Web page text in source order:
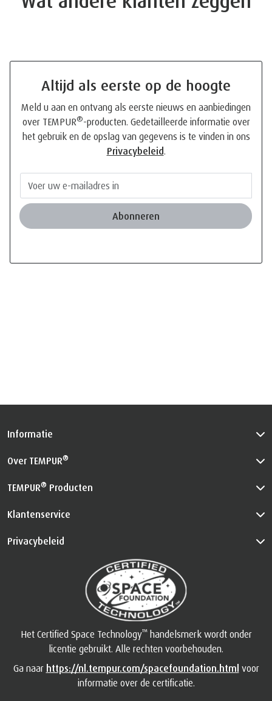
Meld u aan en ontvang als eerste nieuws en aanbiedingen
over TEMPUR -producten. Gedetailleerde informatie over
het gebruik en de opslag van gegevens is te vinden in ons
Privacybeleid.
Abonneren
Het Certified Space Technology™handelsmerk wordt onder
licentie gebruikt. Alle rechten voorbehouden.
https://nl.tempur.com/spacefoundation.html
informatie over de certificatie.